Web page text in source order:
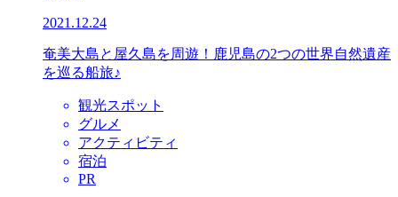
2021.12.24
奄美大島と屋久島を周遊！鹿児島の2つの世界自然遺産
を巡る船旅♪
観光スポット
グルメ
アクティビティ
宿泊
PR